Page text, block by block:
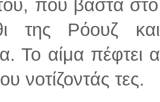
που βαστά
της Ρόουζ
Το αίμα πέφτει
νοτίζοντάς τες.